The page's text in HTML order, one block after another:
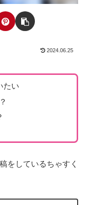
2024.06.25
たい
をしているちゃすく